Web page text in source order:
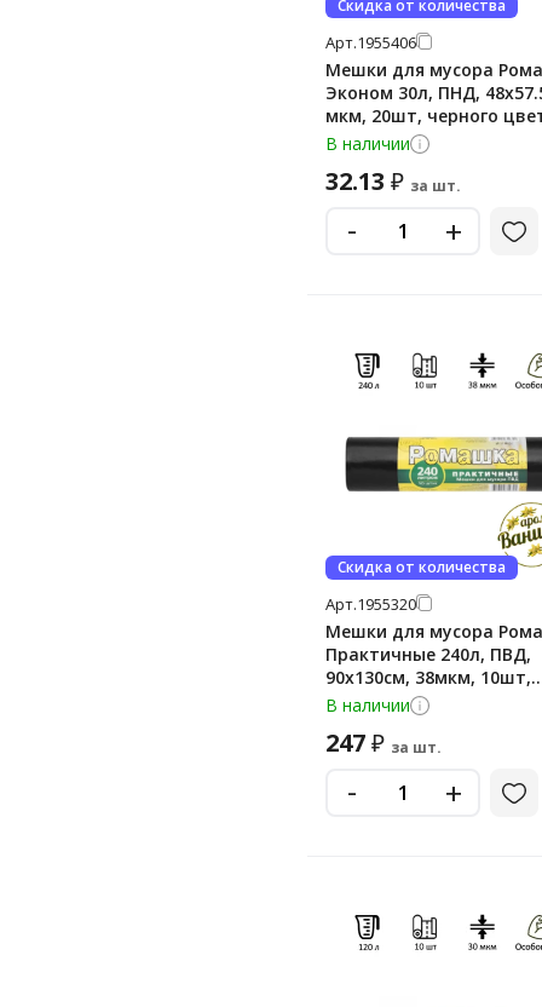
Скидка от количества
Арт.1955406
Мешки для мусора
Эконом 30л, ПНД,
мкм, 20шт, черного
рулоне
В наличии
32.13 ₽ за шт.
- +
Скидка от количества
Арт.1955320
Мешки для мусора
Практичные 240л, ПВД,
90х130см, 38мкм, 10шт,
черного цвета, в
В наличии
247₽ за шт.
- +